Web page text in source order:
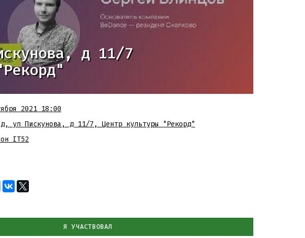
д 11/7
2021 18:00
ул Пискунова, д 11/7 , Центр культуры "Рекорд"
IT52
Я УЧАСТВОВАЛ